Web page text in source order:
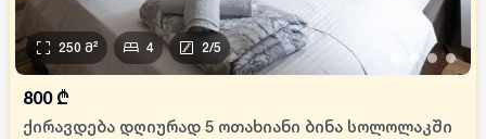
•••
250 მ² 4 2/5
800 ₾
ქირავდება დღიურად 5 ოთახიანი ბინა სოლოლაკში